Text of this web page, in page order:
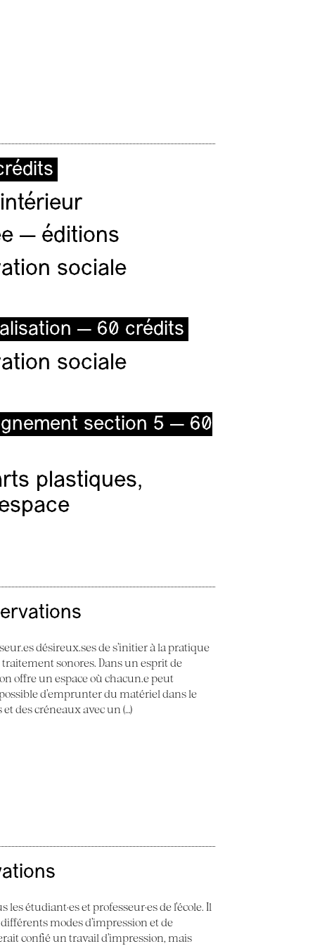
— éditions
sociale
— 60 crédits
sociale
section 5 — 60
plastiques,
désireux.ses de s’initier à la pratique
sonores. Dans un esprit de
offre un espace où chacun.e peut
d’emprunter du matériel dans le
et des créneaux avec un (…)
étudiant·es et professeur·es de l’école. Il
modes d’impression et de
confié un travail d’impression, mais